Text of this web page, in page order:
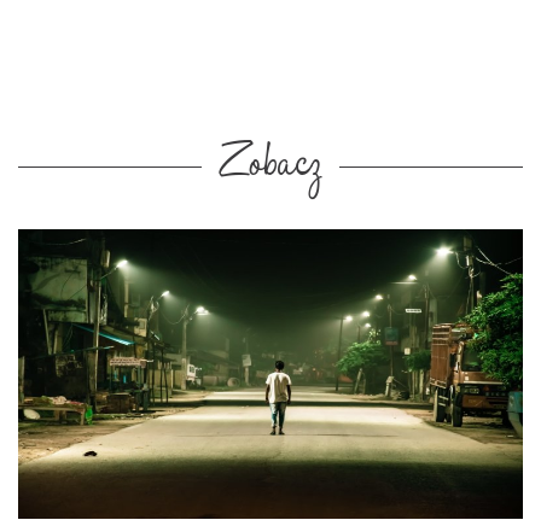
Zobacz